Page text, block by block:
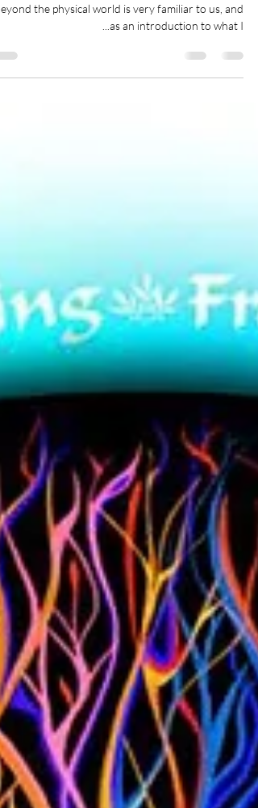
The idea of other worlds lying beneath, behind or
as an introduction to what I...